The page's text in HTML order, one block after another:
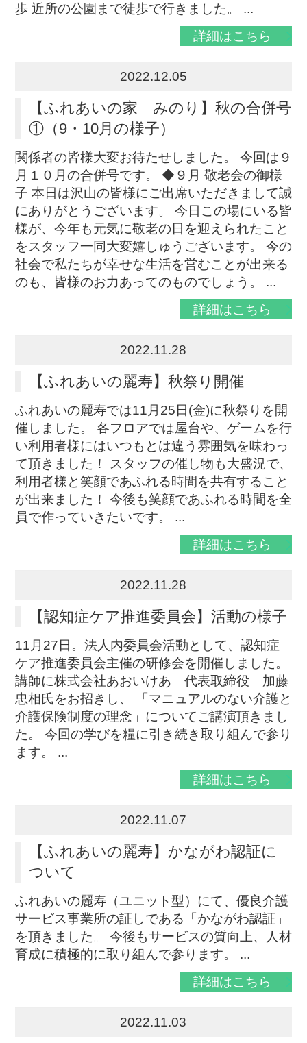
歩 近所の公園まで徒歩で行きました。 ...
詳細はこちら
2022.12.05
【ふれあいの家 みのり】秋の合併号
①（9・10月の様子）
関係者の皆様大変お待たせしました。 今回は９
月１０月の合併号です。 ◆９月 敬老会の御様
子 本日は沢山の皆様にご出席いただきまして誠
にありがとうございます。 今日この場にいる皆
様が、今年も元気に敬老の日を迎えられたこと
をスタッフ一同大変嬉しゅうございます。 今の
社会で私たちが幸せな生活を営むことが出来る
のも、皆様のお力あってのものでしょう。 ...
詳細はこちら
2022.11.28
【ふれあいの麗寿】秋祭り開催
ふれあいの麗寿では11月25日(金)に秋祭りを開
催しました。 各フロアでは屋台や、ゲームを行
い利用者様にはいつもとは違う雰囲気を味わっ
て頂きました！ スタッフの催し物も大盛況で、
利用者様と笑顔であふれる時間を共有すること
が出来ました！ 今後も笑顔であふれる時間を全
員で作っていきたいです。 ...
詳細はこちら
2022.11.28
【認知症ケア推進委員会】活動の様子
11月27日。法人内委員会活動として、認知症
ケア推進委員会主催の研修会を開催しました。
講師に株式会社あおいけあ 代表取締役 加藤
忠相氏をお招きし、 「マニュアルのない介護と
介護保険制度の理念」についてご講演頂きまし
た。 今回の学びを糧に引き続き取り組んで参り
ます。 ...
詳細はこちら
2022.11.07
【ふれあいの麗寿】かながわ認証に
ついて
ふれあいの麗寿（ユニット型）にて、優良介護
サービス事業所の証しである「かながわ認証」
を頂きました。 今後もサービスの質向上、人材
育成に積極的に取り組んで参ります。 ...
詳細はこちら
2022.11.03